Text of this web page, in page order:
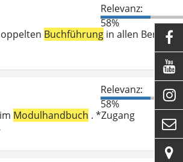
Relevanz:
58%
Buchführung in allen
Relevanz:
58%
Modulhandbuch . *Zugang




